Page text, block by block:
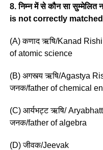
8. निम्न में से कौन सा
is not correctly
(A) कणाद ऋषि/Kanad
of atomic science
(B) अगस्त्य ऋषि/Agastya
जनक/father of chemical
(C) आर्यभट्ट ऋषि/
जनक/father of algebra
(D) जीवक/Jeevak